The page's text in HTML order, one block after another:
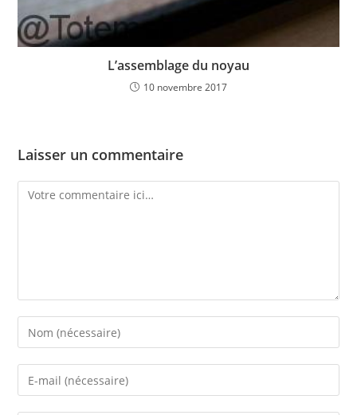
L’assemblage du noyau
10 novembre 2017
Laisser un commentaire
Comment
Enter
your
name
Enter
your